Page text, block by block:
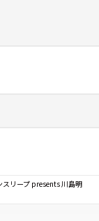
スリープ presents 川島明